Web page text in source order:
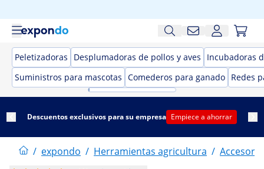
Peletizadoras Desplumadoras de pollos y aves
Incubadoras
Suministros para mascotas Comederos para ganado Redes
Descuentos exclusivos para su empresa Empiece a ahorrar
/ expondo / Herramientas agricultura /